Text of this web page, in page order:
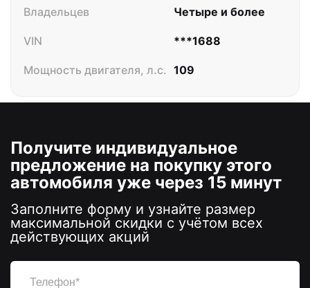
Владельцев
VIN
Мощность двигателя, л.c.
Четыре и более
***1688
109
Получите индивидуальное
предложение на покупку этого
автомобиля уже через 15 минут
Заполните форму и узнайте размер
максимальной скидки с учётом всех
действующих акций